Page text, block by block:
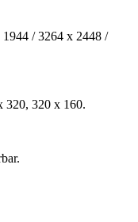
/ 3264 x 2448 /
320, 320 x 160.